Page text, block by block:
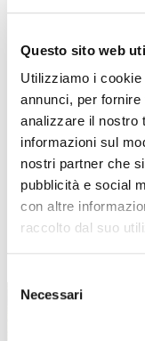
Questo sito web
Utilizziamo i
annunci, per
analizzare il nostro
informazioni sul
nostri partner che
pubblicità e social
con altre
raccolto dal suo
delNecessari
TUTTE LE